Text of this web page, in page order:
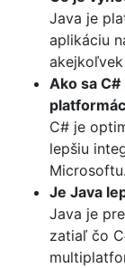
Java je
aplikáciu
Ako sa
C# je
lepšiu
Microsoftu.
Je Java
Java je
zatiaľ čo